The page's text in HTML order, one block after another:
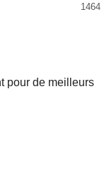
1464
pour de meilleurs